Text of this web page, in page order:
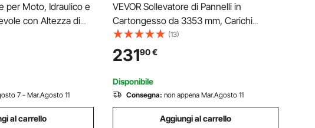
per Moto, Idraulico e
con Altezza di
a 381 mm, Cricco
Capacità
Rampa Rimovibile
7 - Mar.Agosto 11
al carrello
VEVOR Sollevatore di Pannelli in
Cartongesso da 3353 mm, Carichi
Pesanti da 68 kg con Braccio
Telescopico Regolabile, Ruote
Bloccabile, Ideale per Installazioni su
Soffitti e Pareti Rosso
(13)
23190€
Disponibile
Consegna: non appena Mar.Agosto 11
Aggiungi al carrello